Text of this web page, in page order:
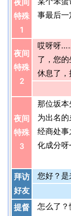
夜间
特殊
1
事最后一
夜间
特殊
2
哎呀呀
了，您
休息了
夜间
特殊
3
那位坂
为出名
经商处
化成分呀
拜访
好友
您好？是
提督
怎么了？